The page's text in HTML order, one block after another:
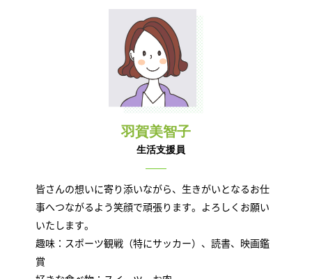
羽賀美智子
生活支援員
皆さんの想いに寄り添いながら、生きがいとなるお仕
事へつながるよう笑顔で頑張ります。よろしくお願い
いたします。
趣味：スポーツ観戦（特にサッカー）、読書、映画鑑
賞